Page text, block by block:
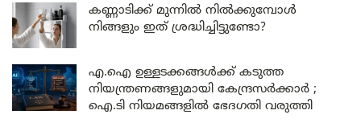
കണ്ണാടിക്ക് മുന്നിൽ നിൽക്കുമ്പോൾ
നിങ്ങളും ഇത് ശ്രദ്ധിച്ചിട്ടുണ്ടോ?
എ.ഐ ഉള്ളടക്കങ്ങൾക്ക് കടുത്ത
നിയന്ത്രണങ്ങളുമായി കേന്ദ്രസർക്കാർ ;
ഐ.ടി നിയമങ്ങളിൽ ഭേദഗതി വരുത്തി